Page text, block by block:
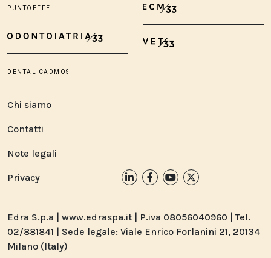
Chi siamo
Contatti
Note legali
Privacy
Edra S.p.a | www.edraspa.it | P.iva 08056040960 | Tel.
02/881841 | Sede legale: Viale Enrico Forlanini 21, 20134
Milano (Italy)